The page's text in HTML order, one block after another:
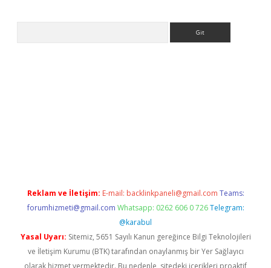
Reklam ve İletişim: E-mail: backlinkpaneli@gmail.com Teams:
forumhizmeti@gmail.com Whatsapp: 0262 606 0 726 Telegram:
@karabul
Yasal Uyarı: Sitemiz, 5651 Sayılı Kanun gereğince Bilgi Teknolojileri
ve İletişim Kurumu (BTK) tarafından onaylanmış bir Yer Sağlayıcı
olarak hizmet vermektedir. Bu nedenle, sitedeki içerikleri proaktif